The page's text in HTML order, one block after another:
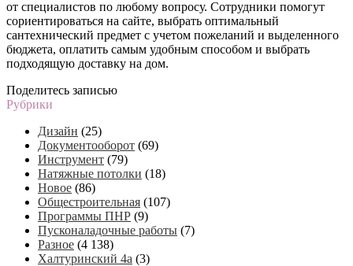
от специалистов по любому вопросу. Сотрудники помогут
сориентироваться на сайте, выбрать оптимальный
сантехнический предмет с учетом пожеланий и выделенного
бюджета, оплатить самым удобным способом и выбрать
подходящую доставку на дом.
Поделитесь записью
Рубрики
Дизайн (25)
Документооборот (69)
Инструмент (79)
Натяжные потолки (18)
Новое (86)
Общестроительная (107)
Программы ПНР (9)
Пусконаладочные работы (7)
Разное (4 138)
Халтуринский 4а (3)